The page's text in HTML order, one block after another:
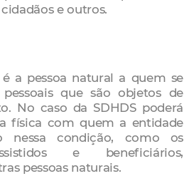
e outros.
a pessoa natural a quem se
que são objetos de
No caso da SDHDS poderá
física com quem a entidade
nessa condição, como os
e beneficiários,
pessoas naturais.